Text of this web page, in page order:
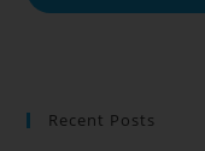
Recent Posts